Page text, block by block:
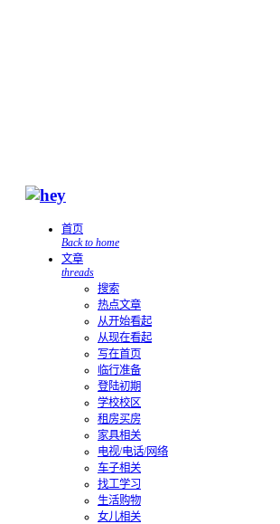
首页
Back to home
文章
threads
搜索
热点文章
从开始看起
从现在看起
写在首页
临行准备
登陆初期
学校校区
租房买房
家具相关
电视/电话/网络
车子相关
找工学习
生活购物
女儿相关